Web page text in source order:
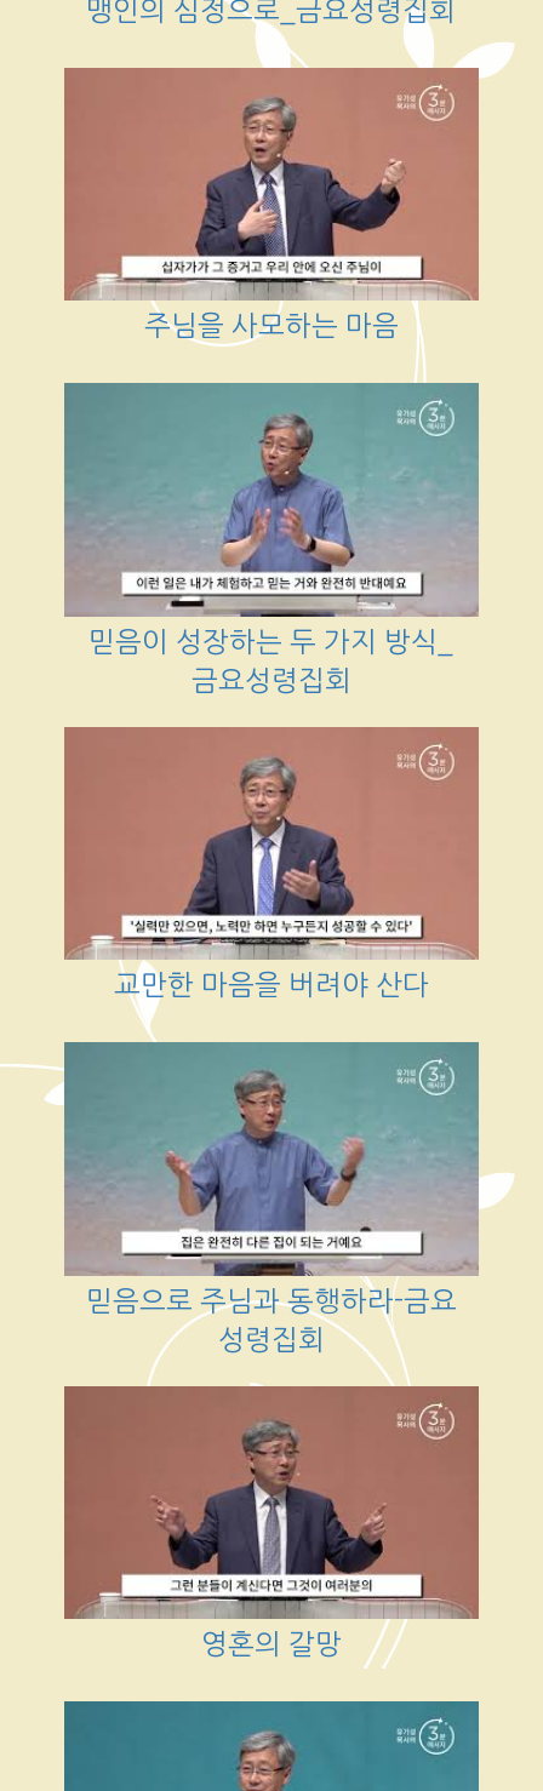
맹인의 심정으로_금요성령집회
주님을 사모하는 마음
믿음이 성장하는 두 가지 방식_
금요성령집회
교만한 마음을 버려야 산다
믿음으로 주님과 동행하라-금요
성령집회
영혼의 갈망